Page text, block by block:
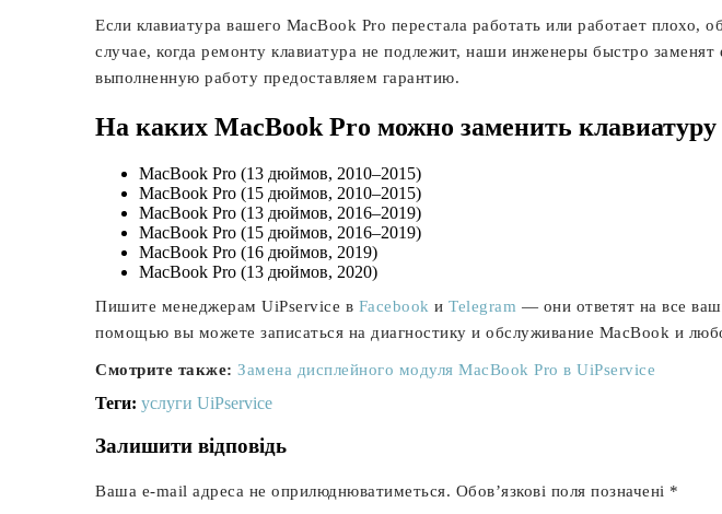
Если клавиатура вашего MacBook Pro перестала работать или работает плохо,
случае, когда ремонту клавиатура не подлежит, наши инженеры быстро
выполненную работу предоставляем гарантию.
На каких MacBook Pro можно заменить клавиатуру
MacBook Pro (13 дюймов, 2010–2015)
MacBook Pro (15 дюймов, 2010–2015)
MacBook Pro (13 дюймов, 2016–2019)
MacBook Pro (15 дюймов, 2016–2019)
MacBook Pro (16 дюймов, 2019)
MacBook Pro (13 дюймов, 2020)
Пишите менеджерам UiPservice в Facebook и Telegram — они ответят на все
помощью вы можете записаться на диагностику и обслуживание MacBook и
Смотрите также: Замена дисплейного модуля MacBook Pro в UiPservice
Теги: услуги UiPservice
Залишити відповідь
Ваша e-mail адреса не оприлюднюватиметься. Обов’язкові поля позначені *